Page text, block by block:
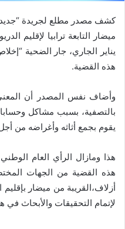
يناير الجاري، جار الضحية
هذه القضية.
وأضاف نفس المصدر أن
بالتصفية، بسبب مشاكل
يقوم بجمع أثاثه وأغراضه من
هذا ومازال الرأي العام
هذه القضية من الجهات
أزلاف،القريبة من ميضار
لإتمام التحقيقات والأبحاث في